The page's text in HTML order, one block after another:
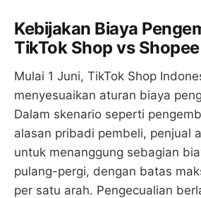
Kebijakan Biaya
TikTok Shop vs
Mulai 1 Juni, TikTok Shop
menyesuaikan aturan biaya
Dalam skenario seperti
alasan pribadi pembeli, penjual
untuk menanggung sebagian
pulang-pergi, dengan batas
per satu arah. Pengecualian